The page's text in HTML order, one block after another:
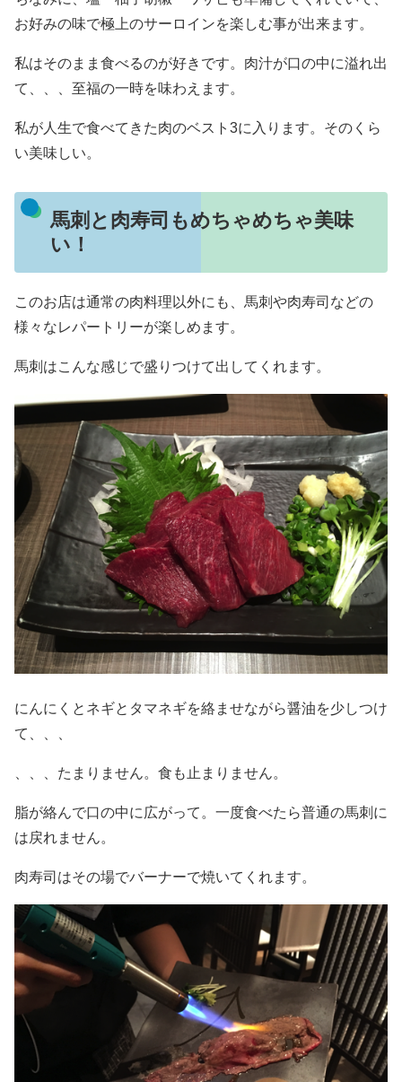
お好みの味で極上のサーロインを楽しむ事が出来ます。
私はそのまま食べるのが好きです。肉汁が口の中に溢れ出
て、、、至福の一時を味わえます。
私が人生で食べてきた肉のベスト3に入ります。そのくら
い美味しい。
馬刺と肉寿司もめちゃめちゃ美味
い！
このお店は通常の肉料理以外にも、馬刺や肉寿司などの
様々なレパートリーが楽しめます。
馬刺はこんな感じで盛りつけて出してくれます。
にんにくとネギとタマネギを絡ませながら醤油を少しつけ
て、、、
、、、たまりません。食も止まりません。
脂が絡んで口の中に広がって。一度食べたら普通の馬刺に
は戻れません。
肉寿司はその場でバーナーで焼いてくれます。